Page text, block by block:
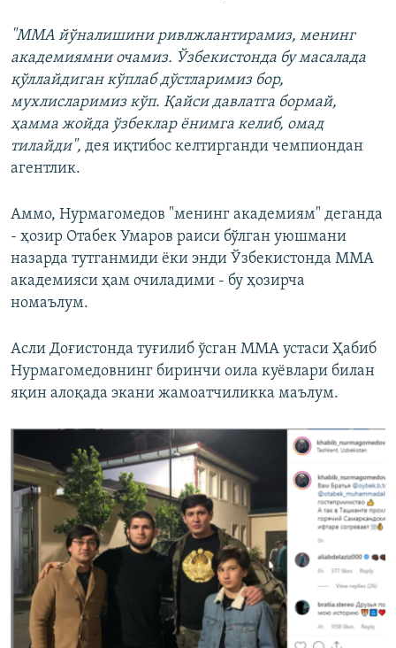
"ММА йўналишини ривлжлантирамиз, менинг
академиямни очамиз. Ўзбекистонда бу масалада
қўллайдиган кўплаб дўстларимиз бор,
мухлисларимиз кўп. Қайси давлатга бормай,
ҳамма жойда ўзбеклар ёнимга келиб, омад
тилайди", дея иқтибос келтирганди чемпиондан
агентлик.
Аммо, Нурмагомедов "менинг академиям" деганда
- ҳозир Отабек Умаров раиси бўлган уюшмани
назарда тутганмиди ёки энди Ўзбекистонда ММА
академияси ҳам очиладими - бу ҳозирча
номаълум.
Асли Доғистонда туғилиб ўсган ММА устаси Ҳабиб
Нурмагомедовнинг биринчи оила куёвлари билан
яқин алоқада экани жамоатчиликка маълум.